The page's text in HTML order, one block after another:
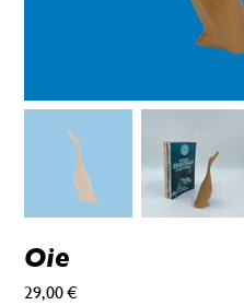
Oie
Prix
29,00 €